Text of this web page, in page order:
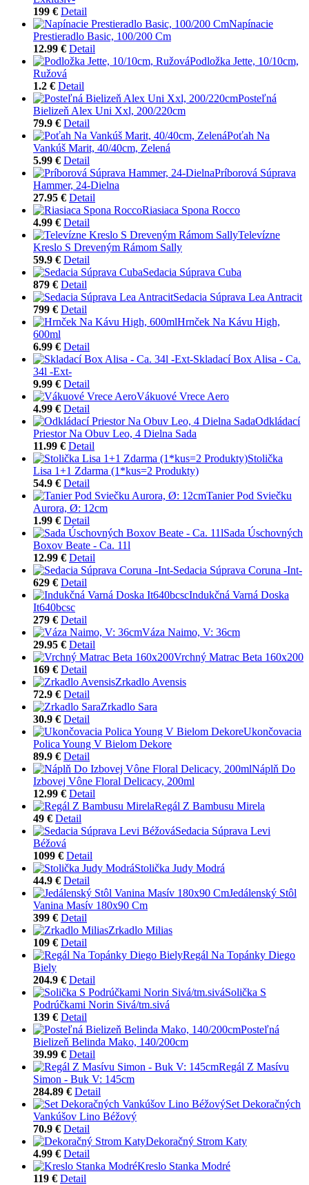
199 € Detail
Napínacie
Prestieradlo Basic, 100/200 Cm
12.99 € Detail
Podložka Jette, 10/10cm,
Ružová
1.2 € Detail
Posteľná
Bielizeň Alex Uni Xxl, 200/220cm
79.9 € Detail
Poťah Na
Vankúš Marit, 40/40cm, Zelená
5.99 € Detail
Príborová Súprava
Hammer, 24-Dielna
27.95 € Detail
Riasiaca Spona Rocco
4.99 € Detail
Televízne
Kreslo S Dreveným Rámom Sally
59.9 € Detail
Sedacia Súprava Cuba
879 € Detail
Sedacia Súprava Lea Antracit
799 € Detail
Hrnček Na Kávu High,
600ml
6.99 € Detail
Skladací Box Alisa - Ca.
34l -Ext-
9.99 € Detail
Vákuové Vrece Aero
4.99 € Detail
Odkládací
Priestor Na Obuv Leo, 4 Dielna Sada
11.99 € Detail
Stolička
Lisa 1+1 Zdarma (1*kus=2 Produkty)
54.9 € Detail
Tanier Pod Sviečku
Aurora, Ø: 12cm
1.99 € Detail
Sada Úschovných
Boxov Beate - Ca. 11l
12.99 € Detail
Sedacia Súprava Coruna -Int-
629 € Detail
Indukčná Varná Doska
It640bcsc
279 € Detail
Váza Naimo, V: 36cm
29.95 € Detail
Vrchný Matrac Beta 160x200
169 € Detail
Zrkadlo Avensis
72.9 € Detail
Zrkadlo Sara
30.9 € Detail
Ukončovacia
Polica Young V Bielom Dekore
89.9 € Detail
Náplň Do
Izbovej Vône Floral Delicacy, 200ml
12.99 € Detail
Regál Z Bambusu Mirela
49 € Detail
Sedacia Súprava Levi
Béžová
1099 € Detail
Stolička Judy Modrá
44.9 € Detail
Jedálenský Stôl
Vanina Masív 180x90 Cm
399 € Detail
Zrkadlo Milias
109 € Detail
Regál Na Topánky Diego
Biely
204.9 € Detail
Solička S
Podrúčkami Norin Sivá/tm.sivá
139 € Detail
Posteľná
Bielizeň Belinda Mako, 140/200cm
39.99 € Detail
Regál Z Masívu
Simon - Buk V: 145cm
284.89 € Detail
Set Dekoračných
Vankúšov Lino Béžový
70.9 € Detail
Dekoračný Strom Katy
4.99 € Detail
Kreslo Stanka Modré
119 € Detail